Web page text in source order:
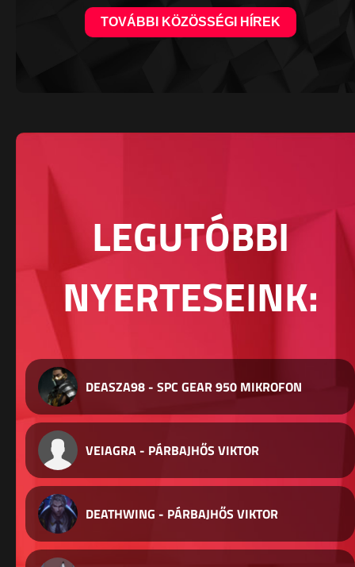
TOVÁBBI KÖZÖSSÉGI HÍREK
LEGUTÓBBI
NYERTESEINK:
DEASZA98 - SPC GEAR 950 MIKROFON
VEIAGRA - PÁRBAJHŐS VIKTOR
DEATHWING - PÁRBAJHŐS VIKTOR